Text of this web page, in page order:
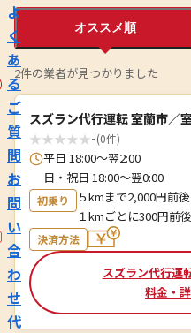
よ
く
あ
る
ご
質
問
お
問
い
合
わ
せ
代
オススメ順
2件の業者が見つかりました
スズラン代行運転 室蘭市／
★★★★★-(0件)
平日 18:00～翌2:00
日・祝日 18:00～翌0:00
初乗り
５kmまで2,000円前後
１kmごとに300円前後
決済方法
スズラン代行運
料金・